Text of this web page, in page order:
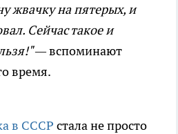
жвачку на пятерых, и
Сейчас такое и
—вспоминают
время.
в СССР стала не просто